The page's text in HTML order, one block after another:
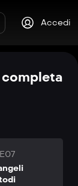
Accedi